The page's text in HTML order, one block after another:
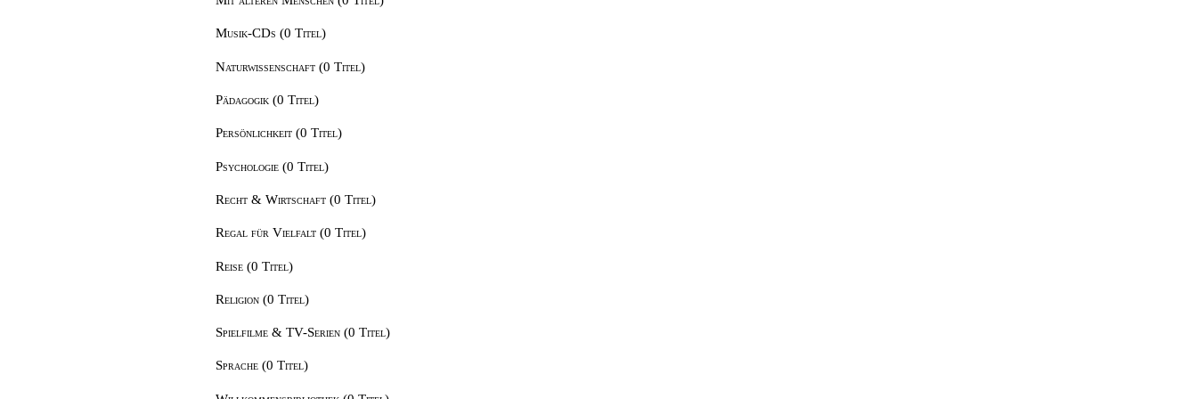
Musik-CDs (0 Titel)
Naturwissenschaft (0 Titel)
Pädagogik (0 Titel)
Persönlichkeit (0 Titel)
Psychologie (0 Titel)
Recht & Wirtschaft (0 Titel)
Regal für Vielfalt (0 Titel)
Reise (0 Titel)
Religion (0 Titel)
Spielfilme & TV-Serien (0 Titel)
Sprache (0 Titel)